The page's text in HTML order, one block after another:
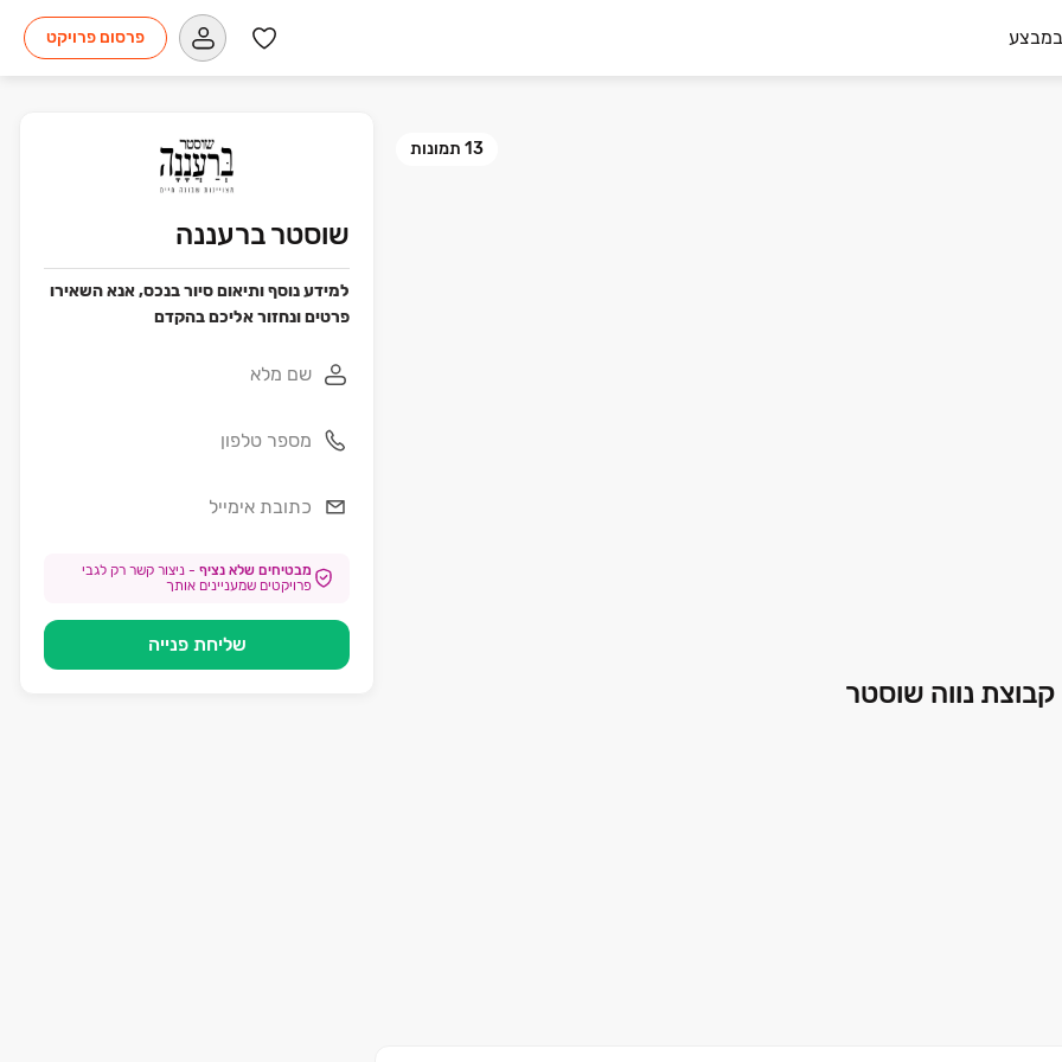
פרסום פרויקט
13 תמונות
נווה שוסטר
שוסטר ברעננה
למידע נוסף ותיאום סיור בנכס, אנא השאירו
פרטים ונחזור אליכם בהקדם
מבטיחים שלא נציף - ניצור קשר רק לגבי
פרויקטים שמעניינים אותך
שליחת פנייה